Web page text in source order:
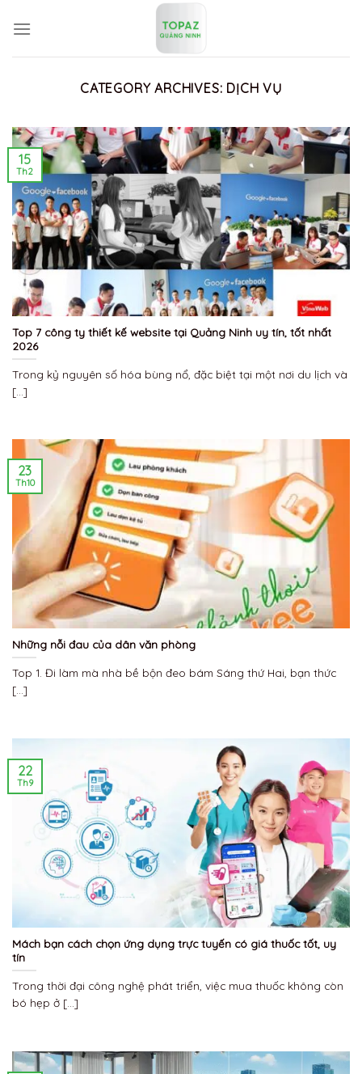
CATEGORY ARCHIVES: DỊCH VỤ
Top 7 công ty thiết kế website tại Quảng Ninh uy tín, tốt nhất
2026
Trong kỷ nguyên số hóa bùng nổ, đặc biệt tại một nơi du lịch và
[...]
15
Th2
Những nỗi đau của dân văn phòng
Top 1. Đi làm mà nhà bề bộn đeo bám Sáng thứ Hai, bạn thức
[...]
23
Th10
Mách bạn cách chọn ứng dụng trực tuyến có giá thuốc tốt, uy
tín
Trong thời đại công nghệ phát triển, việc mua thuốc không còn
bó hẹp ở [...]
22
Th9